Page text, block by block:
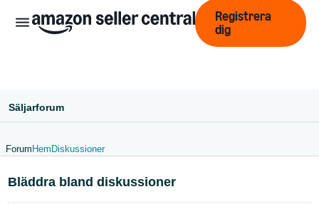
文
Registrera
dig
Säljarforum
Forum Hem Diskussioner
Bläddra bland diskussioner